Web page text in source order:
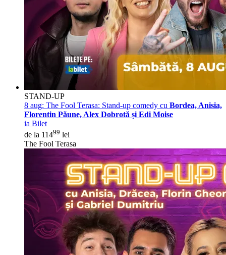
STAND-UP
8 aug: The Fool Terasa: Stand-up comedy cu Bordea, Anisia,
Florentin Păune, Alex Dobrotă și Edi Moise
ia Bilet
de la 11499 lei
The Fool Terasa